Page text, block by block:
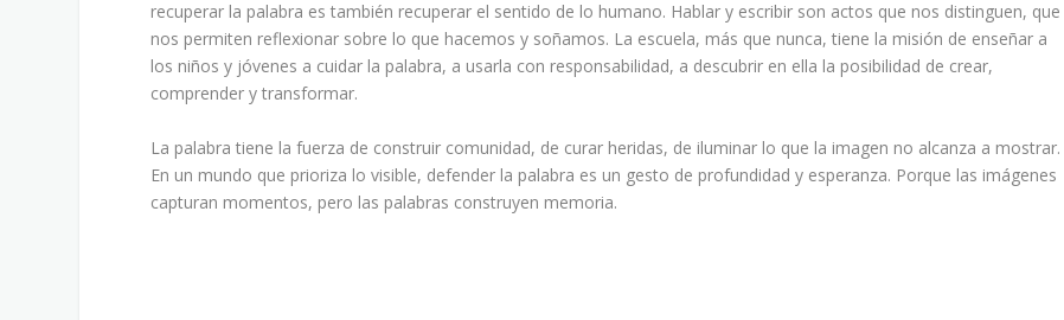
recuperar la palabra es también recuperar el sentido de lo humano. Hablar y escribir son actos que nos distinguen, que
nos permiten reflexionar sobre lo que hacemos y soñamos. La escuela, más que nunca, tiene la misión de enseñar a
los niños y jóvenes a cuidar la palabra, a usarla con responsabilidad, a descubrir en ella la posibilidad de crear,
comprender y transformar.
La palabra tiene la fuerza de construir comunidad, de curar heridas, de iluminar lo que la imagen no alcanza a mostrar.
En un mundo que prioriza lo visible, defender la palabra es un gesto de profundidad y esperanza. Porque las imágenes
capturan momentos, pero las palabras construyen memoria.